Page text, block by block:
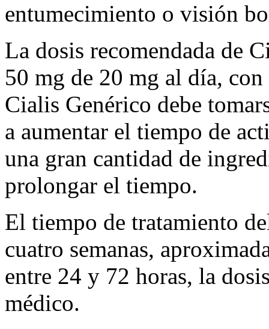
entumecimiento o visión
La dosis recomendada de
50 mg de 20 mg al día,
Cialis Genérico debe
a aumentar el tiempo de
una gran cantidad de
prolongar el tiempo.
El tiempo de tratamiento
cuatro semanas,
entre 24 y 72 horas, la
médico.